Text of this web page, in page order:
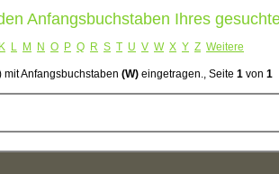
Anfangsbuchstaben Ihres
K L M N O P Q R S T U V W X Y Z Weitere
mit Anfangsbuchstaben (W) eingetragen., Seite 1 von 1